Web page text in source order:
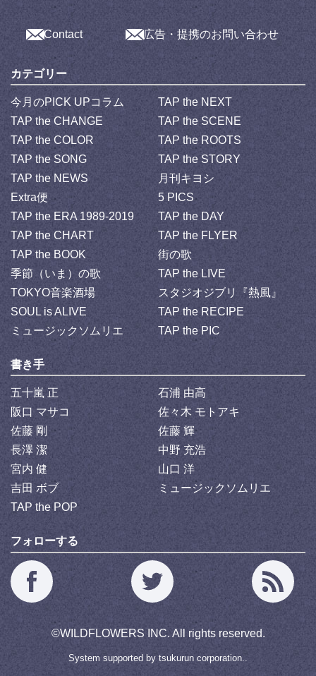
Contact 広告・提携のお問い合わせ
カテゴリー
今月のPICK UPコラム
TAP the NEXT
TAP the CHANGE
TAP the SCENE
TAP the COLOR
TAP the ROOTS
TAP the SONG
TAP the STORY
TAP the NEWS
月刊キヨシ
Extra便
5 PICS
TAP the ERA 1989-2019
TAP the DAY
TAP the CHART
TAP the FLYER
TAP the BOOK
街の歌
季節（いま）の歌
TAP the LIVE
TOKYO音楽酒場
スタジオジブリ『熱風』
SOUL is ALIVE
TAP the RECIPE
ミュージックソムリエ
TAP the PIC
書き手
五十嵐 正
石浦 由高
阪口 マサコ
佐々木 モトアキ
佐藤 剛
佐藤 輝
長澤 潔
中野 充浩
宮内 健
山口 洋
吉田 ボブ
ミュージックソムリエ
TAP the POP
フォローする
©WILDFLOWERS INC. All rights reserved.
System supported by tsukurun corporation..